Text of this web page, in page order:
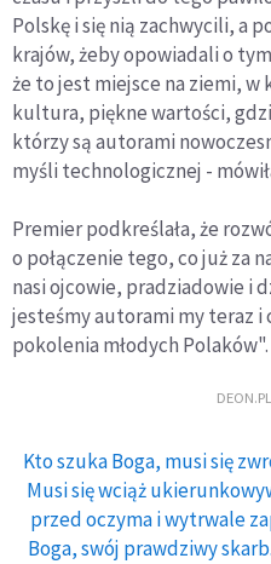
Polskę i się nią zachwycili, a
krajów, żeby opowiadali o
że to jest miejsce na ziemi, w
kultura, piękne wartości,
którzy są autorami
myśli technologicznej -
Premier podkreślała, że
o połączenie tego, co już za
nasi ojcowie, pradziadowie i
jesteśmy autorami my teraz i
pokolenia młodych Polaków".
Kto szuka Boga, musi się
Musi się wciąż
przed oczyma i wytrwale
Boga, swój prawdziwy